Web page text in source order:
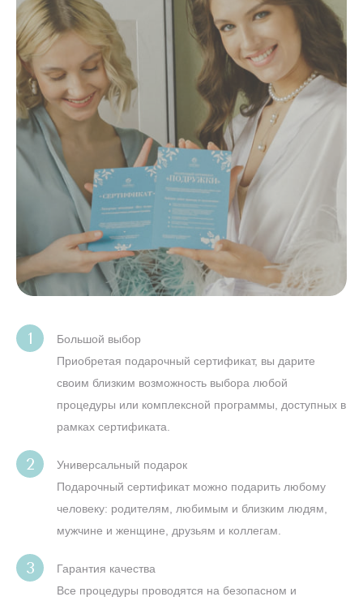
Большой выбор
Приобретая подарочный сертификат, вы дарите
своим близким возможность выбора любой
процедуры или комплексной программы, доступных в
рамках сертификата.
Универсальный подарок
Подарочный сертификат можно подарить любому
человеку: родителям, любимым и близким людям,
мужчине и женщине, друзьям и коллегам.
Гарантия качества
Все процедуры проводятся на безопасном и